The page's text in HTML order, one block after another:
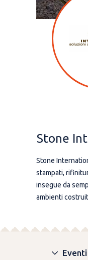
Stone
Stone
stampati,
insegue da
ambienti
Eventi